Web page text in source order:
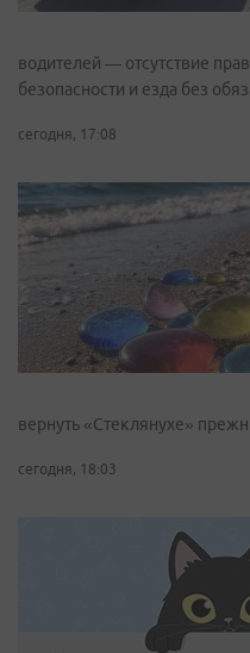
водителей — отсутствие
безопасности и езда без
сегодня, 17:08
вернуть «Стеклянухе»
сегодня, 18:03